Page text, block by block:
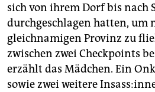
sich von ihrem Dorf bis nach
durchgeschlagen hatten, um
gleichnamigen Provinz zu
zwischen zwei Checkpoints
erzählt das Mädchen. Ein
sowie zwei weitere